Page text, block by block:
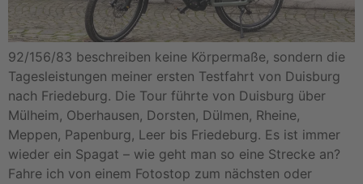
92/156/83 beschreiben keine Körpermaße, sondern die
Tagesleistungen meiner ersten Testfahrt von Duisburg
nach Friedeburg. Die Tour führte von Duisburg über
Mülheim, Oberhausen, Dorsten, Dülmen, Rheine,
Meppen, Papenburg, Leer bis Friedeburg. Es ist immer
wieder ein Spagat – wie geht man so eine Strecke an?
Fahre ich von einem Fotostop zum nächsten oder